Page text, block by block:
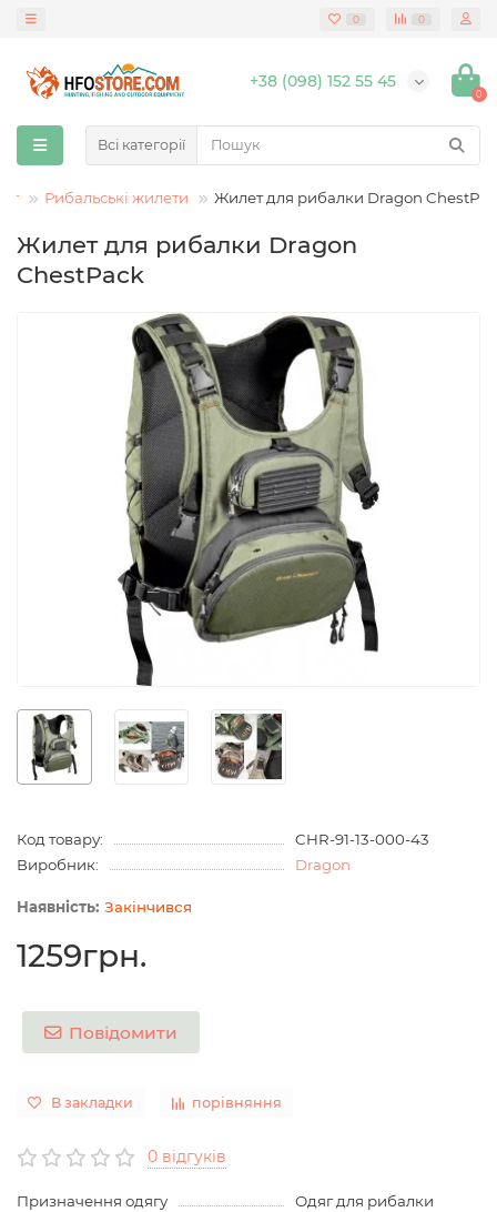
0 0
+38 (098) 152 55 45
0
Всі категорії
Рибальські жилети Жилет для рибалки Dragon
Жилет для рибалки Dragon
ChestPack
Код товару:
CHR-91-13-000-43
Виробник:
Dragon
Закінчився
1259грн.
Повідомити
В закладки порівняння
0 відгуків
Призначення одягу
Одяг для рибалки